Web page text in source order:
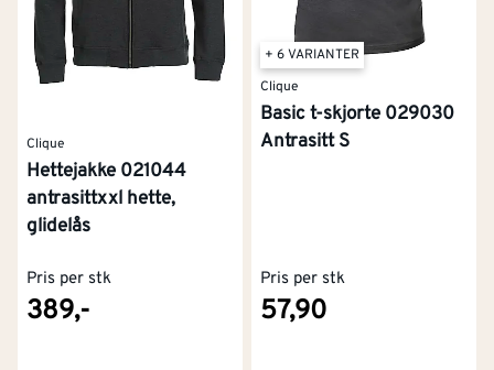
Clique
Hettejakke 021044
antrasittxxl hette,
glidelås
Pris per stk
389,-
+ 6 VARIANTER
Clique
Basic t-skjorte 029030
Antrasitt S
Pris per stk
57,90